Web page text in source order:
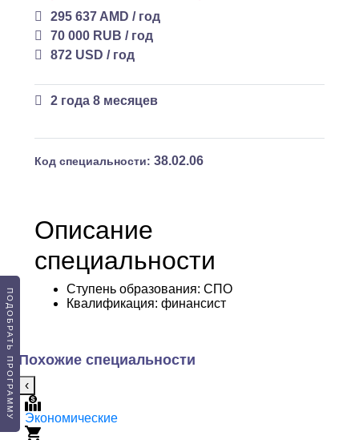
295 637 AMD / год
70 000 RUB / год
872 USD / год
2 года 8 месяцев
Код специальности: 38.02.06
Описание
специальности
Ступень образования: СПО
Квалификация: финансист
Похожие специальности
‹
Экономические
ПОДОБРАТЬ ПРОГРАММУ